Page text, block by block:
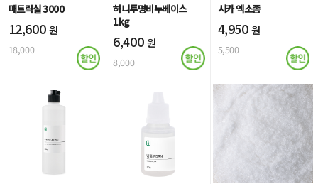
매트릭실 3000
12,600 원
18,000
허니투명비누베이스
1kg
6,400 원
8,000
시카 엑소좀
4,950 원
5,500